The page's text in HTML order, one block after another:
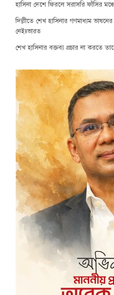
হাসিনা দেশে ফিরলে সরাসরি ফাঁসির
দিল্লীতে শেখ হাসিনার গণমাধ্যম
নেইঃভারত
শেখ হাসিনার বক্তব্য প্রচার না করতে